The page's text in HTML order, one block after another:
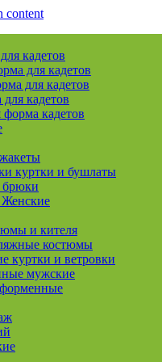
content
кадетов
для кадетов
для кадетов
кадетов
кадетов
куртки и бушлаты
и кителя
костюмы
куртки и ветровки
мужские